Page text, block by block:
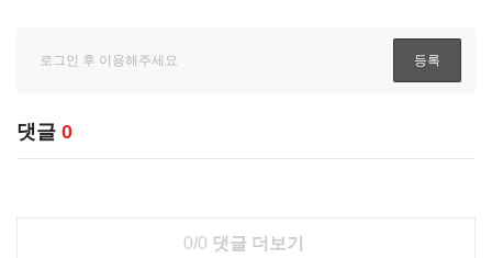
댓글 0
0/0 댓글 더보기